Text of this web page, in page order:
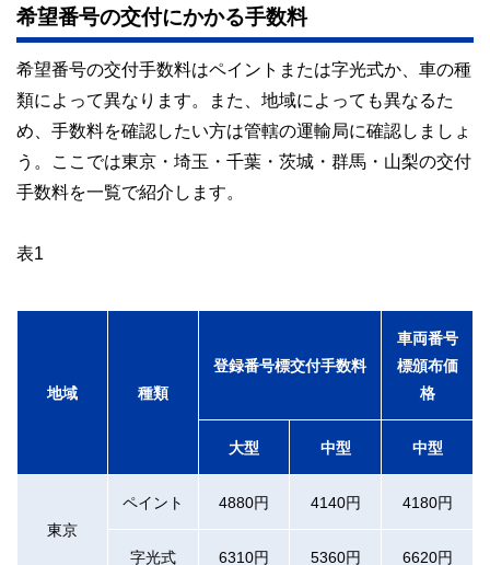
希望番号の交付にかかる手数料
希望番号の交付手数料はペイントまたは字光式か、車の種
類によって異なります。また、地域によっても異なるた
め、手数料を確認したい方は管轄の運輸局に確認しましょ
う。ここでは東京・埼玉・千葉・茨城・群馬・山梨の交付
手数料を一覧で紹介します。
表1
地域 種類
登録番号標交付手数料
車両番号
標頒布価
格
大型 中型 中型
東京
ペイント 4880円 4140円 4180円
字光式 6310円 5360円 6620円